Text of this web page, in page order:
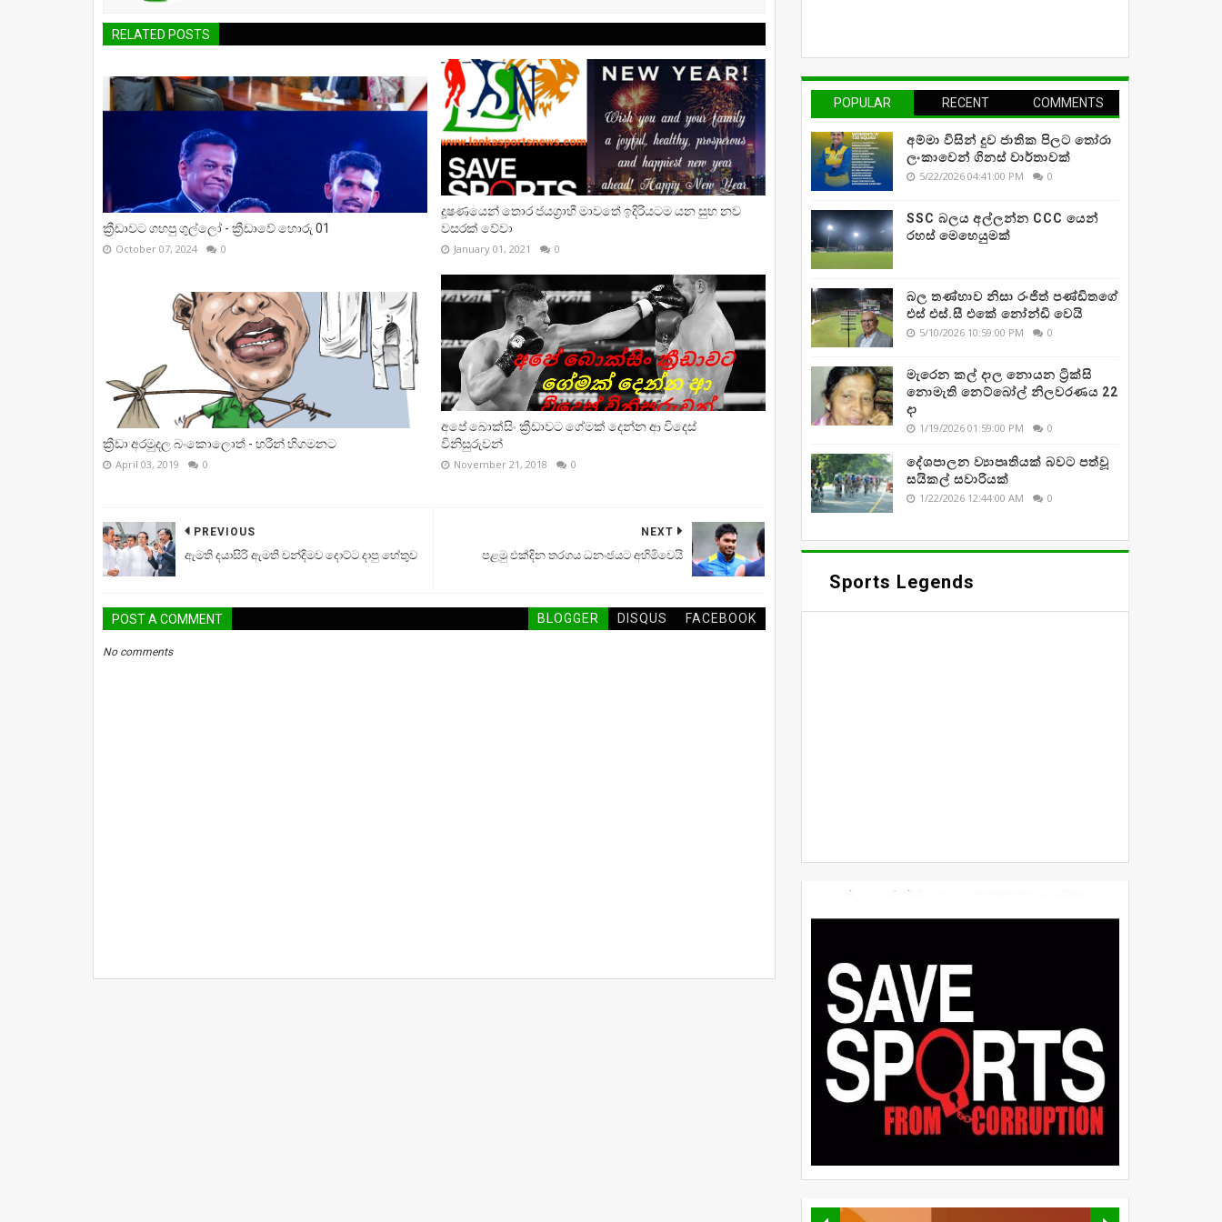
RELATED POSTS
ක්‍රීඩාවට ගහපු ගුල්ලෝ - ක්‍රීඩාවේ හොරු 01
October 07, 2024 0
දූෂණයෙන් තොර ජයග්‍රාහී මාවතේ ඉදිරියටම යන සුභ නව
වසරක් වේවා
January 01, 2021 0
ක්‍රීඩා අරමුදල බංකොලොත් - හරීන් හිගමනට
April 03, 2019 0
අපේ බොක්සිං ක්‍රීඩාවට ගේමක් දෙන්න ආ විදෙස්
විනිසුරුවන්
November 21, 2018 0
NEXT
පළමු එක්දින තරගය ධනංජයට අහිමිවෙයි
PREVIOUS
ඇමති දයාසිරි ඇමති චන්දිමව දොට්ට දාපු හේතුව
POST A COMMENT BLOGGER DISQUS FACEBOOK
No comments
POPULAR RECENT COMMENTS
අම්මා විසින් දුව ජාතික පිලට තෝරා
ලංකාවෙන් ගිනස් වාර්තාවක්
5/22/2026 04:41:00 PM 0
SSC බලය අල්ලන්න CCC යෙන්
රහස් මෙහෙයුමක්
බල තණ්හාව නිසා රංජිත් පණ්ඩිතගේ
එස් එස්.සී එකේ නෝන්ඩි වෙයි
5/10/2026 10:59:00 PM 0
මැරෙන කල් දාල නොයන ට්‍රික්සි
නොමැති නෙට්බෝල් නිලවරණය 22
දා
1/19/2026 01:59:00 PM 0
දේශපාලන ව්‍යාපෘතියක් බවට පත්වූ
සයිකල් සවාරියක්
1/22/2026 12:44:00 AM 0
Sports Legends